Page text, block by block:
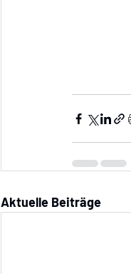
Aktuelle Beiträge